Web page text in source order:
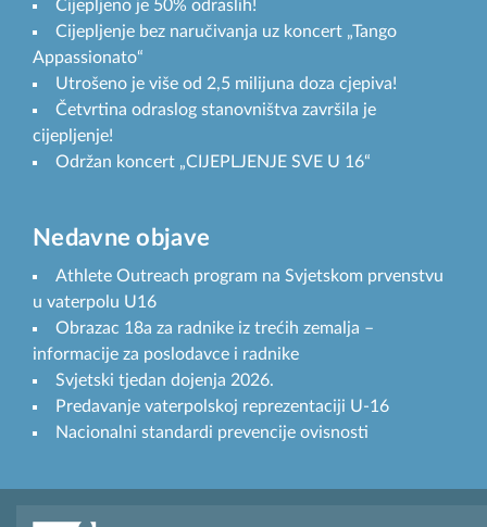
Cijepljeno je 50% odraslih!
Cijepljenje bez naručivanja uz koncert „Tango
Appassionato“
Utrošeno je više od 2,5 milijuna doza cjepiva!
Četvrtina odraslog stanovništva završila je
cijepljenje!
Održan koncert „CIJEPLJENJE SVE U 16“
Nedavne objave
Athlete Outreach program na Svjetskom prvenstvu
u vaterpolu U16
Obrazac 18a za radnike iz trećih zemalja –
informacije za poslodavce i radnike
Svjetski tjedan dojenja 2026.
Predavanje vaterpolskoj reprezentaciji U-16
Nacionalni standardi prevencije ovisnosti